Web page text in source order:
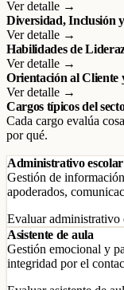
Ver detalle →
Diversidad, Inclusión
Ver detalle →
Habilidades de
Ver detalle →
Orientación al Cliente
Ver detalle →
Cargos típicos del
Cada cargo evalúa
por qué.
Administrativo escolar
Gestión de
apoderados,
Evaluar
Asistente de aula
Gestión emocional y
integridad por el